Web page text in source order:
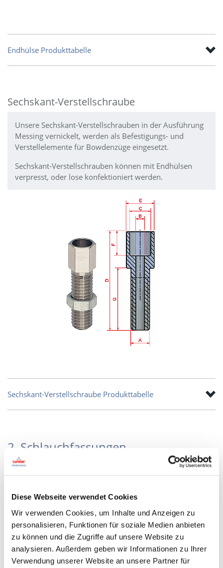
Diese Webseite verwendet Cookies
Wir verwenden Cookies, um Inhalte und Anzeigen zu
personalisieren, Funktionen für soziale Medien anbieten
zu können und die Zugriffe auf unsere Website zu
analysieren. Außerdem geben wir Informationen zu Ihrer
Verwendung unserer Website an unsere Partner für
Endhülse Produkttabelle
Sechskant-Verstellschraube
Unsere Sechskant-Verstellschrauben in der Ausführung
Messing vernickelt, werden als Befestigungs- und
Verstellelemente für Bowdenzüge eingesetzt.
Sechskant-Verstellschrauben können mit Endhülsen
verpresst, oder lose konfektioniert werden.
Sechskant-Verstellschraube Produkttabelle
2. Schlauchfassungen
Schlauchfassungen die aus vernickeltem Messing,
Ansatz, Gewinde und Gewinde mit Sechskant erhältlich. Sie
werden direkt mit den Spiralen verpresst.
Ansatzschlauchfassungen